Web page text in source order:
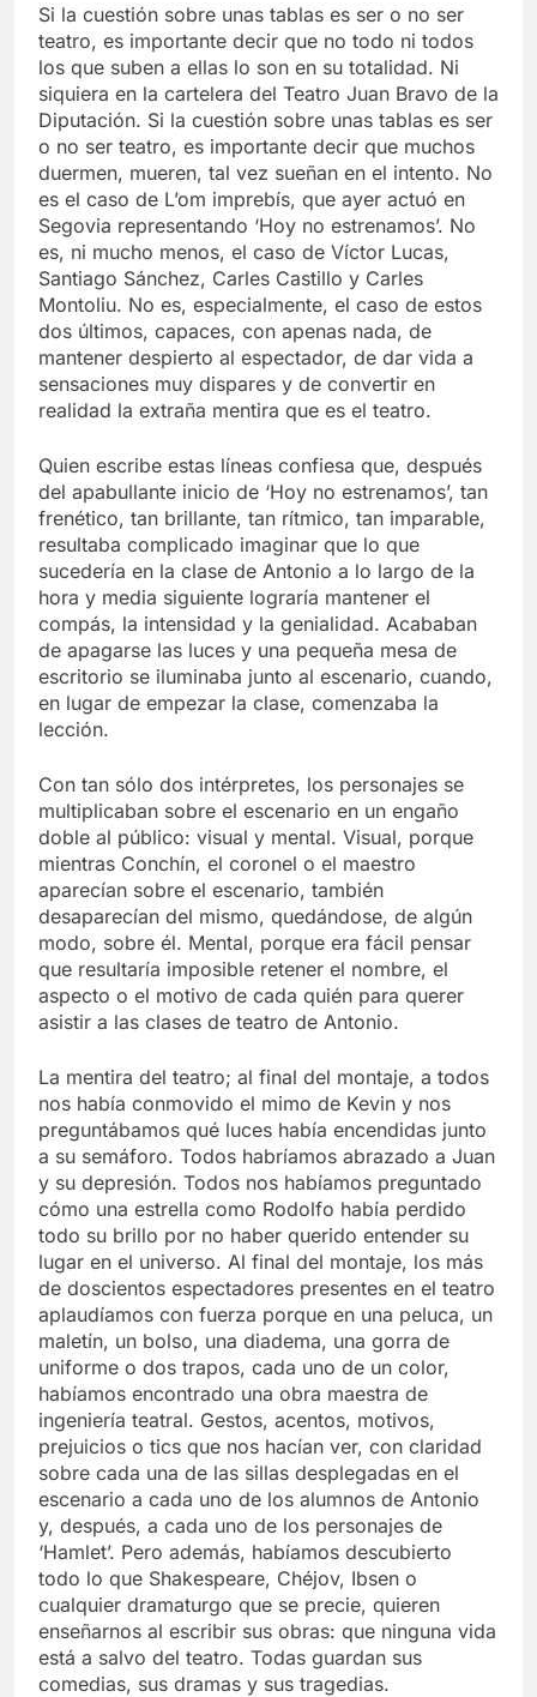
Si la cuestión sobre unas tablas es ser o no ser
teatro, es importante decir que no todo ni todos
los que suben a ellas lo son en su totalidad. Ni
siquiera en la cartelera del Teatro Juan Bravo de la
Diputación. Si la cuestión sobre unas tablas es ser
o no ser teatro, es importante decir que muchos
duermen, mueren, tal vez sueñan en el intento. No
es el caso de L’om imprebís, que ayer actuó en
Segovia representando ‘Hoy no estrenamos’. No
es, ni mucho menos, el caso de Víctor Lucas,
Santiago Sánchez, Carles Castillo y Carles
Montoliu. No es, especialmente, el caso de estos
dos últimos, capaces, con apenas nada, de
mantener despierto al espectador, de dar vida a
sensaciones muy dispares y de convertir en
realidad la extraña mentira que es el teatro.
Quien escribe estas líneas confiesa que, después
del apabullante inicio de ‘Hoy no estrenamos’, tan
frenético, tan brillante, tan rítmico, tan imparable,
resultaba complicado imaginar que lo que
sucedería en la clase de Antonio a lo largo de la
hora y media siguiente lograría mantener el
compás, la intensidad y la genialidad. Acababan
de apagarse las luces y una pequeña mesa de
escritorio se iluminaba junto al escenario, cuando,
en lugar de empezar la clase, comenzaba la
lección.
Con tan sólo dos intérpretes, los personajes se
multiplicaban sobre el escenario en un engaño
doble al público: visual y mental. Visual, porque
mientras Conchín, el coronel o el maestro
aparecían sobre el escenario, también
desaparecían del mismo, quedándose, de algún
modo, sobre él. Mental, porque era fácil pensar
que resultaría imposible retener el nombre, el
aspecto o el motivo de cada quién para querer
asistir a las clases de teatro de Antonio.
La mentira del teatro; al final del montaje, a todos
nos había conmovido el mimo de Kevin y nos
preguntábamos qué luces había encendidas junto
a su semáforo. Todos habríamos abrazado a Juan
y su depresión. Todos nos habíamos preguntado
cómo una estrella como Rodolfo había perdido
todo su brillo por no haber querido entender su
lugar en el universo. Al final del montaje, los más
de doscientos espectadores presentes en el teatro
aplaudíamos con fuerza porque en una peluca, un
maletín, un bolso, una diadema, una gorra de
uniforme o dos trapos, cada uno de un color,
habíamos encontrado una obra maestra de
ingeniería teatral. Gestos, acentos, motivos,
prejuicios o tics que nos hacían ver, con claridad
sobre cada una de las sillas desplegadas en el
escenario a cada uno de los alumnos de Antonio
y, después, a cada uno de los personajes de
‘Hamlet’. Pero además, habíamos descubierto
todo lo que Shakespeare, Chéjov, Ibsen o
cualquier dramaturgo que se precie, quieren
enseñarnos al escribir sus obras: que ninguna vida
está a salvo del teatro. Todas guardan sus
comedias, sus dramas y sus tragedias.